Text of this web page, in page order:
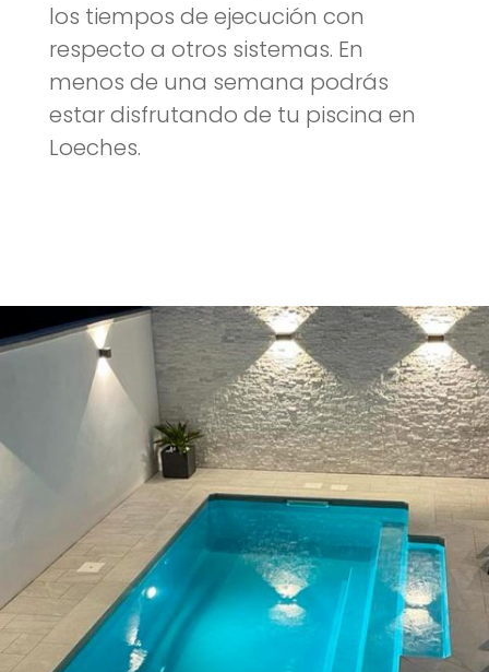
los tiempos de ejecución con
respecto a otros sistemas. En
menos de una semana podrás
estar disfrutando de tu piscina en
Loeches.